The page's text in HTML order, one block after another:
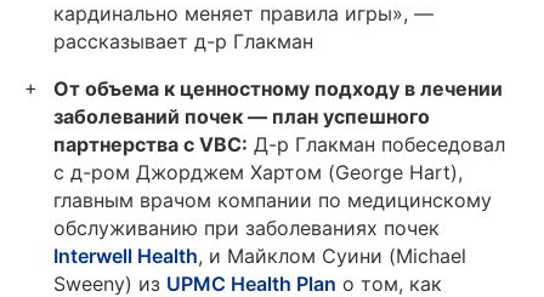
кардинально меняет правила игры», —
рассказывает д-р Глакман
От объема к ценностному подходу в лечении
заболеваний почек — план успешного
партнерства с VBC: Д-р Глакман побеседовал
с д-ром Джорджем Хартом (George Hart),
главным врачом компании по медицинскому
обслуживанию при заболеваниях почек
Interwell Health, и Майклом Суини (Michael
Sweeny) из UPMC Health Plan о том, как